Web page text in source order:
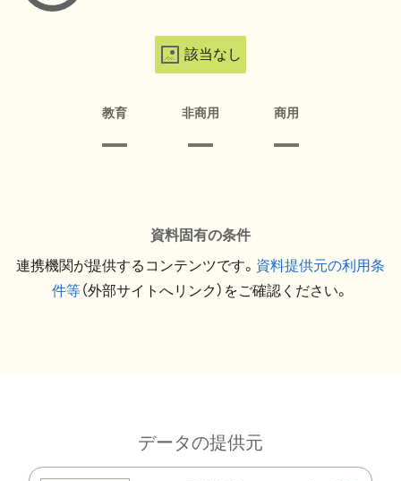
該当なし
教育 非商用 商用
資料固有の条件
連携機関が提供するコンテンツです。 資料提供元の利用条
件等（外部サイトへリンク）をご確認ください。
データの提供元